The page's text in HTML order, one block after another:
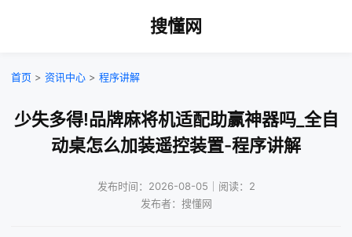
搜懂网
首页 > 资讯中心 > 程序讲解
少失多得!品牌麻将机适配助赢神器吗_全自
动桌怎么加装遥控装置-程序讲解
发布时间：2026-08-05｜阅读：2
发布者：搜懂网